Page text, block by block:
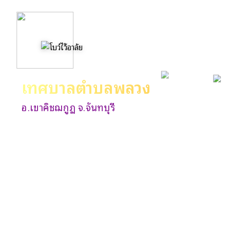
เทศบาลตำบลพลวง
อ.เขาคิชฌกูฏ จ.จันทบุรี